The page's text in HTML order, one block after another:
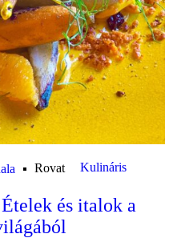
Rovat Kulináris
és italok a